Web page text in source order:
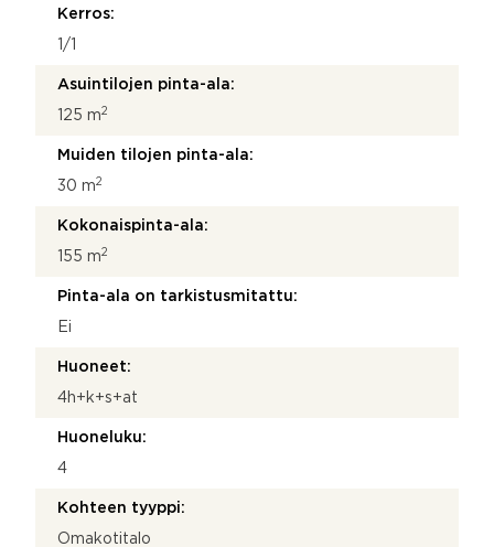
Kerros:
1/1
Asuintilojen pinta-ala:
125 m2
Muiden tilojen pinta-ala:
30 m2
Kokonaispinta-ala:
155 m2
Pinta-ala on tarkistusmitattu:
Ei
Huoneet:
4h+k+s+at
Huoneluku:
4
Kohteen tyyppi:
Omakotitalo